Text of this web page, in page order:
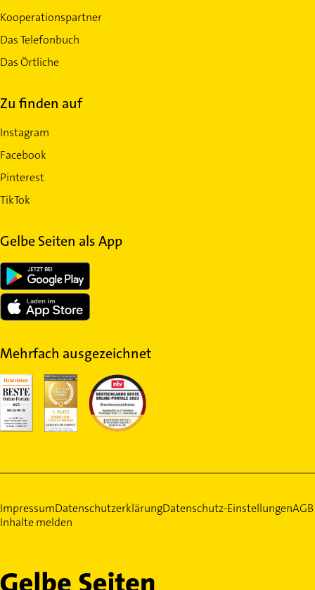
Kooperationspartner
Das Telefonbuch
Das Örtliche
Zu finden auf
Instagram
Facebook
Pinterest
TikTok
Gelbe Seiten als App
Mehrfach ausgezeichnet
ImpressumDatenschutzerklärungDatenschutz-EinstellungenAGB
Inhalte melden